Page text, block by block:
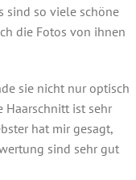
sind so viele schöne
die Fotos von ihnen
sie nicht nur optisch
Haarschnitt ist sehr
hat mir gesagt,
sind sehr gut